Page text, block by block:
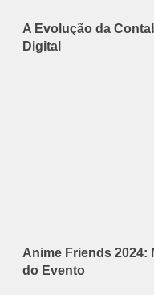
A Evolução da
Digital
Anime Friends 2024:
do Evento